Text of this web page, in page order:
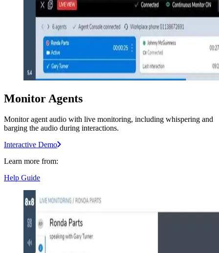
Monitor Agents
Monitor agent audio with live monitoring, including whispering and
barging the audio during interactions.
Interactive Demo
Learn more from:
Help Guide